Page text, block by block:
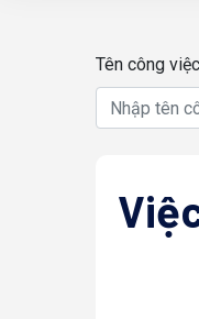
Tên công việc